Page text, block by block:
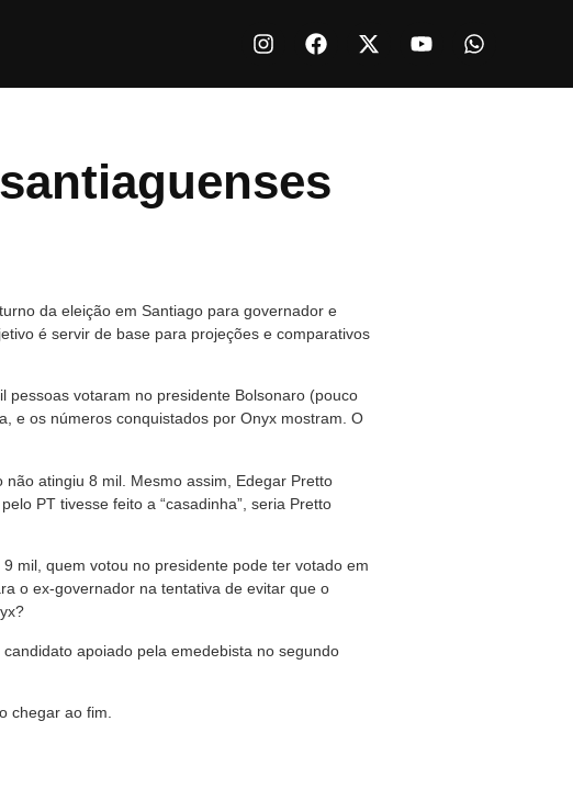
da eleição em Santiago para governador e
é servir de base para projeções e comparativos
pessoas votaram no presidente Bolsonaro (pouco
e os números conquistados por Onyx mostram. O
atingiu 8 mil. Mesmo assim, Edegar Pretto
PT tivesse feito a “casadinha”, seria Pretto
mil, quem votou no presidente pode ter votado em
o ex-governador na tentativa de evitar que o
apoiado pela emedebista no segundo
chegar ao fim.